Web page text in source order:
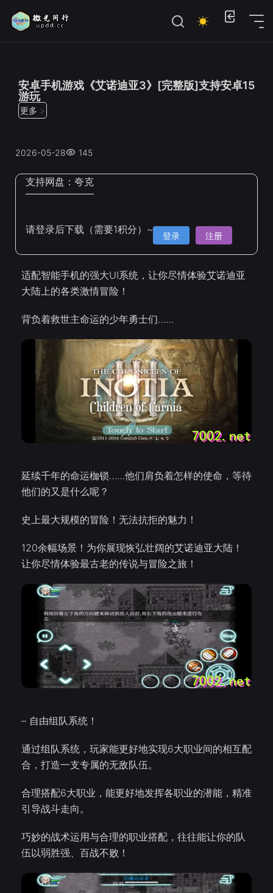
安卓手机游戏《艾诺迪亚3》[完整版]支持安卓15
游玩
更多 >
2026-05-28 145
支持网盘： 夸克
请登录后下载（需要1积分）~ 登录 注册
适配智能手机的强大UI系统，让你尽情体验艾诺迪亚
大陆上的各类激情冒险！
背负着救世主命运的少年勇士们……
延续千年的命运枷锁……他们肩负着怎样的使命，等待
他们的又是什么呢？
史上最大规模的冒险！无法抗拒的魅力！
120余幅场景！为你展现恢弘壮阔的艾诺迪亚大陆！
让你尽情体验最古老的传说与冒险之旅！
– 自由组队系统！
通过组队系统，玩家能更好地实现6大职业间的相互配
合，打造一支专属的无敌队伍。
合理搭配6大职业，能更好地发挥各职业的潜能，精准
引导战斗走向。
巧妙的战术运用与合理的职业搭配，往往能让你的队
伍以弱胜强、百战不败！